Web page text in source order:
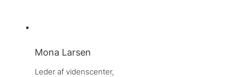
Mona Larsen
Leder af videnscenter,